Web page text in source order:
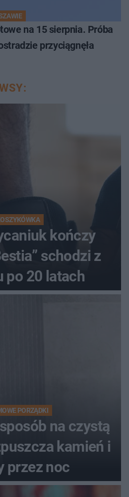
na 15 sierpnia. Próba
przyciągnęła
kończy
schodzi z
po 20 latach
PORZĄDKI
na czystą
kamień i
przez noc